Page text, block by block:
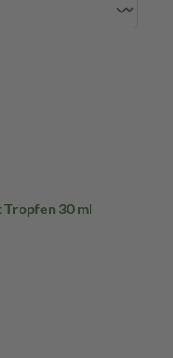
Tropfen 30 ml